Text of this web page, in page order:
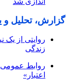
گزارش، تحلیل و
روایتی از
زندگی
روابط
اعتبار»